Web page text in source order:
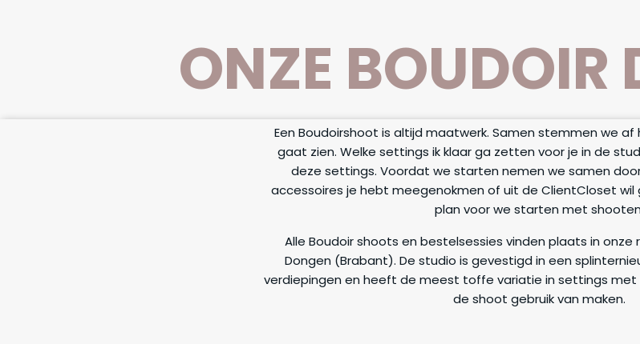
ONZE BOUDOIR
Een Boudoirshoot is altijd maatwerk. Samen stemmen we
gaat zien. Welke settings ik klaar ga zetten voor je in de
deze settings. Voordat we starten nemen we samen
accessoires je hebt meegenokmen of uit de ClientCloset wil
plan voor we starten met
Alle Boudoir shoots en bestelsessies vinden plaats in
Dongen (Brabant). De studio is gevestigd in een
verdiepingen en heeft de meest toffe variatie in settings met
de shoot gebruik van maken.